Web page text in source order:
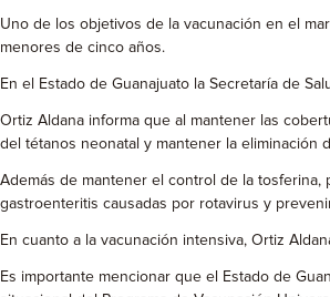
Uno de los objetivos de la vacunación en el
menores de cinco años.
En el Estado de Guanajuato la Secretaría de
Ortiz Aldana informa que al mantener las
del tétanos neonatal y mantener la eliminación
Además de mantener el control de la
gastroenteritis causadas por rotavirus y
En cuanto a la vacunación intensiva, Ortiz
Es importante mencionar que el Estado de